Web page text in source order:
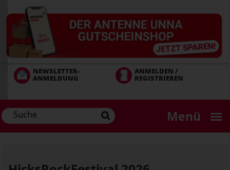
zum
Inhalt
NEWSLETTER-
ANMELDUNG
ANMELDEN /
REGISTRIEREN
Menü